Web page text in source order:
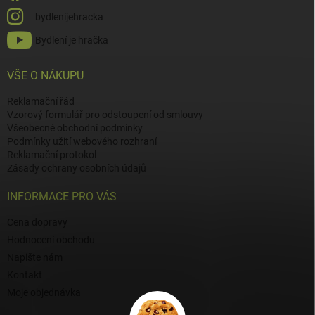
bydlenijehracka
Bydlení je hračka
VŠE O NÁKUPU
Reklamační řád
Vzorový formulář pro odstoupení od smlouvy
Všeobecné obchodní podmínky
Podmínky užití webového rozhraní
Reklamační protokol
Zásady ochrany osobních údajů
INFORMACE PRO VÁS